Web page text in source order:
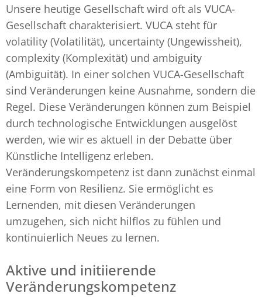
Unsere heutige Gesellschaft wird oft als VUCA-
Gesellschaft charakterisiert. VUCA steht für
volatility (Volatilität), uncertainty (Ungewissheit),
complexity (Komplexität) und ambiguity
(Ambiguität). In einer solchen VUCA-Gesellschaft
sind Veränderungen keine Ausnahme, sondern die
Regel. Diese Veränderungen können zum Beispiel
durch technologische Entwicklungen ausgelöst
werden, wie wir es aktuell in der Debatte über
Künstliche Intelligenz erleben.
Veränderungskompetenz ist dann zunächst einmal
eine Form von Resilienz. Sie ermöglicht es
Lernenden, mit diesen Veränderungen
umzugehen, sich nicht hilflos zu fühlen und
kontinuierlich Neues zu lernen.
Aktive und initiierende
Veränderungskompetenz